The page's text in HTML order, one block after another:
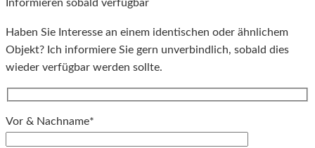
Informieren sobald verfügbar
Haben Sie Interesse an einem identischen oder ähnlichem
Objekt? Ich informiere Sie gern unverbindlich, sobald dies
wieder verfügbar werden sollte.
Vor & Nachname*